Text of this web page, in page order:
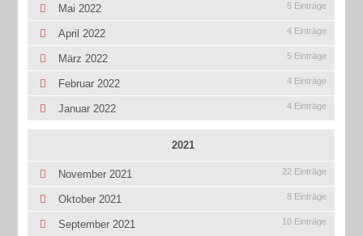
Mai 2022 5 Einträge
April 2022 4 Einträge
März 2022 5 Einträge
Februar 2022 4 Einträge
Januar 2022 4 Einträge
2021
November 2021 22 Einträge
Oktober 2021 8 Einträge
September 2021 10 Einträge